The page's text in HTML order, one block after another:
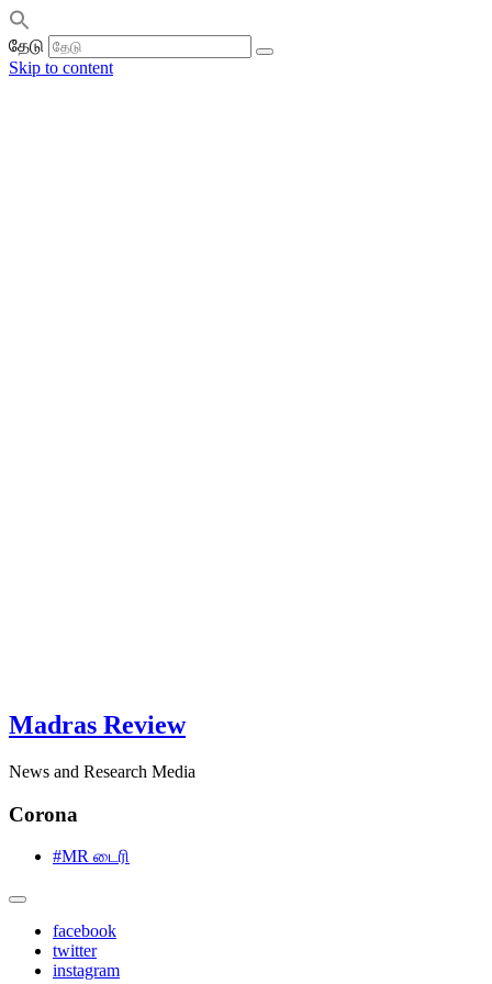
தேடு
Skip to content
Madras Review
News and Research Media
Corona
#MR டைரி
facebook
twitter
instagram